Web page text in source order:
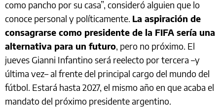
como pancho por su casa”, consideró alguien que lo
conoce personal y políticamente. La aspiración de
consagrarse como presidente de la FIFA sería una
alternativa para un futuro, pero no próximo. El
jueves Gianni Infantino será reelecto por tercera –y
última vez– al frente del principal cargo del mundo del
fútbol. Estará hasta 2027, el mismo año en que acaba el
mandato del próximo presidente argentino.